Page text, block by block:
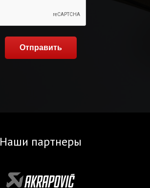
Отправить
Наши партнеры